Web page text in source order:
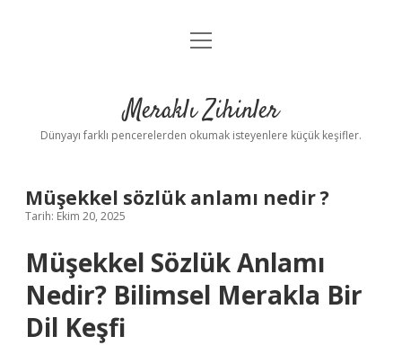
Anasayfa
Yasal Uyarı
menüyü
Meraklı Zihinler
Dünyayı farklı pencerelerden okumak isteyenlere küçük keşifler.
Müşekkel sözlük anlamı nedir ?
Tarih: Ekim 20, 2025
Müşekkel Sözlük Anlamı
Nedir? Bilimsel Merakla Bir
Dil Keşfi